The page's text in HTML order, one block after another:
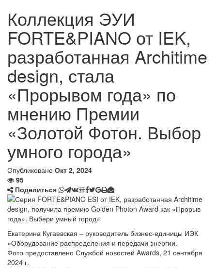
Коллекция ЭУИ
FORTE&PIANO от IEK,
разработанная Architime
design, стала
«Прорывом года» по
мнению Премии
«Золотой Фотон. Выбор
умного города»
Опубликовано Окт 2, 2024
95
Поделиться
Екатерина Кугаевская – руководитель бизнес-единицы ИЭК
«Оборудование распределения и передачи энергии.
Фото предоставлено Службой новостей Awards, 21 сентября
2024 г.